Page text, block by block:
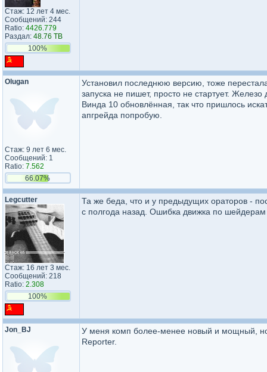
Стаж: 12 лет 4 мес.
Сообщений: 244
Ratio: 4426.779
Раздал: 48.76 TB
100%
Olugan
Стаж: 9 лет 6 мес.
Сообщений: 1
Ratio: 7.562
66.07%
Установил последнюю версию, тоже
запуска не пишет, просто не стартует.
Винда 10 обновлённая, так что пришлось
апгрейда попробую.
Legcutter
Стаж: 16 лет 3 мес.
Сообщений: 218
Ratio: 2.308
100%
Та же беда, что и у предыдущих ораторов -
с полгода назад. Ошибка движка по шейдерам
Jon_BJ
У меня комп более-менее новый и мощный,
Reporter.